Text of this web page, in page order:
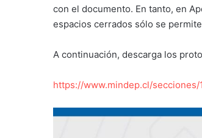
con el documento. En tanto, en
espacios cerrados sólo se
A continuación, descarga los
https://www.mindep.cl/secciones/